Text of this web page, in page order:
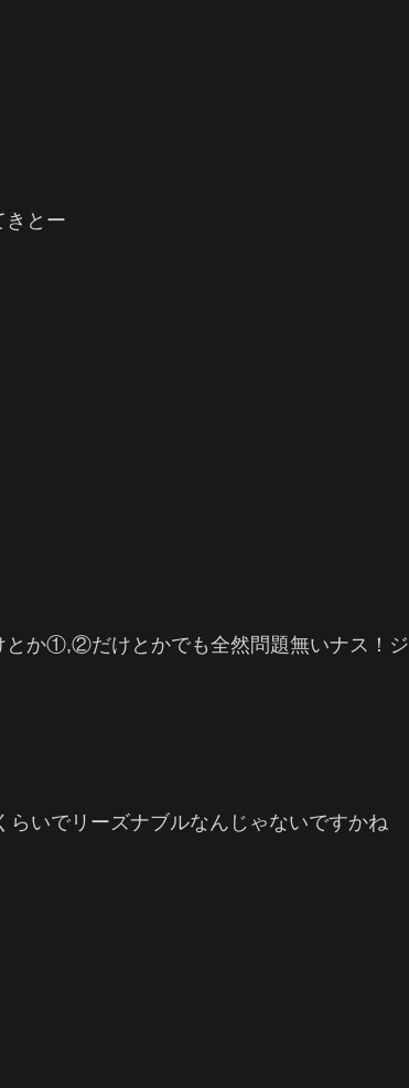
とー
か①,②だけとかでも全然問題無いナス！ジ
いでリーズナブルなんじゃないですかね